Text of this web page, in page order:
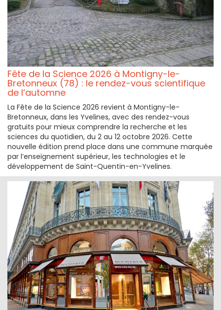
Fête de la Science 2026 à Montigny-le-
Bretonneux (78) : le rendez-vous scientifique
de l’automne
La Fête de la Science 2026 revient à Montigny-le-
Bretonneux, dans les Yvelines, avec des rendez-vous
gratuits pour mieux comprendre la recherche et les
sciences du quotidien, du 2 au 12 octobre 2026. Cette
nouvelle édition prend place dans une commune marquée
par l’enseignement supérieur, les technologies et le
développement de Saint-Quentin-en-Yvelines.